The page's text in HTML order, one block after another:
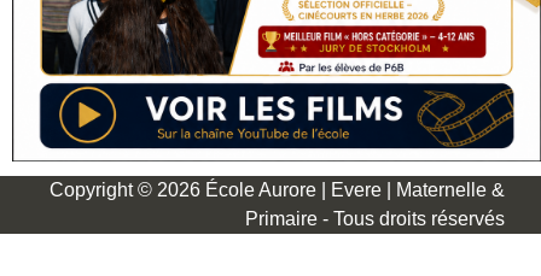
Copyright © 2026 École Aurore | Evere | Maternelle &
Primaire - Tous droits réservés